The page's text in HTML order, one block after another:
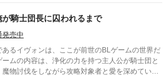
ンスの使者が元帥命令を掲げてサラの元へやっ
オークランスの名を知らぬ者は世界でもそうそう
を引くロイは人間から畏怖を大いに集めながら
国防戦争に打ち勝ち、たった二十九歳で大元帥と
プに立っている。 その元帥命令の内容というの
の妻を亡くしたロイを、魔族への本能的な恐怖
が騎士団長に囚われるまで
発売中
あるイヴォンは、ここが前世のBLゲームの世界だ
ームの内容は、浄化の力を持つ主人公が騎士団と
物討伐をしながら攻略対象者と愛を深めていく